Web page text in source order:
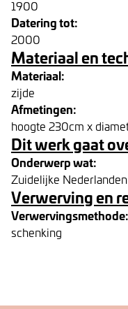
1900
Datering tot:
2000
Materiaal en
Materiaal:
zijde
Afmetingen:
hoogte 230cm x
Dit werk gaat
Onderwerp wat:
Zuidelijke Nederlanden
Verwerving en
Verwervingsmethode:
schenking